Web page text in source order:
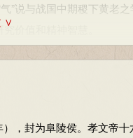
”说与战国中期稷下黄老
价值和精神智慧。
烧取热气，使蛋壳浮升。
安做豆腐的记载。明朝
∨
封为阜陵侯。孝文帝十